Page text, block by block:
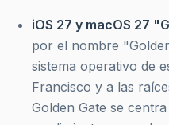
iOS 27 y macOS 27
por el nombre
sistema operativo de
Francisco y a las
Golden Gate se